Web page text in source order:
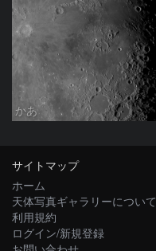
かあ
サイトマップ
ホーム
天体写真ギャラリーについて
利用規約
ログイン/新規登録